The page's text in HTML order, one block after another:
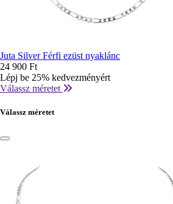
Juta Silver Férfi ezüst nyaklánc
24 900 Ft
Lépj be 25% kedvezményért
Válassz méretet
Válassz méretet